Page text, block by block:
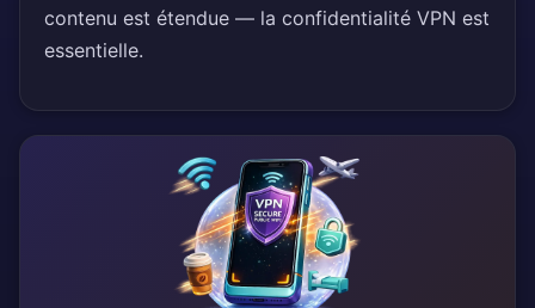
contenu est étendue — la confidentialité VPN est
essentielle.